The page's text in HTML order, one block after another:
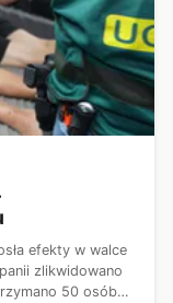
efekty w walce
zlikwidowano
50 osób